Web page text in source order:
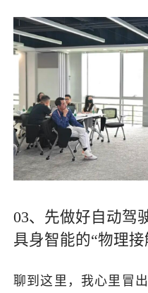
03、先做好自动驾
具身智能的“物理接
聊到这里，我心里冒